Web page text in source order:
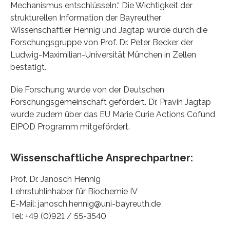
Mechanismus entschlüsseln.“ Die Wichtigkeit der
strukturellen Information der Bayreuther
Wissenschaftler Hennig und Jagtap wurde durch die
Forschungsgruppe von Prof. Dr. Peter Becker der
Ludwig-Maximilian-Universität München in Zellen
bestätigt.
Die Forschung wurde von der Deutschen
Forschungsgemeinschaft gefördert. Dr. Pravin Jagtap
wurde zudem über das EU Marie Curie Actions Cofund
EIPOD Programm mitgefördert.
Wissenschaftliche Ansprechpartner:
Prof. Dr. Janosch Hennig
Lehrstuhlinhaber für Biochemie IV
E-Mail: janosch.hennig@uni-bayreuth.de
Tel: +49 (0)921 / 55-3540